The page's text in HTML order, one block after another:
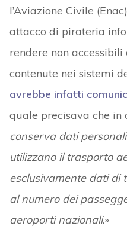
l’Aviazione Civile
attacco di pirateria
rendere non
contenute nei sistemi
avrebbe infatti
quale precisava che in
conserva dati
utilizzano il trasporto
esclusivamente dati di
al numero dei
aeroporti nazionali.»